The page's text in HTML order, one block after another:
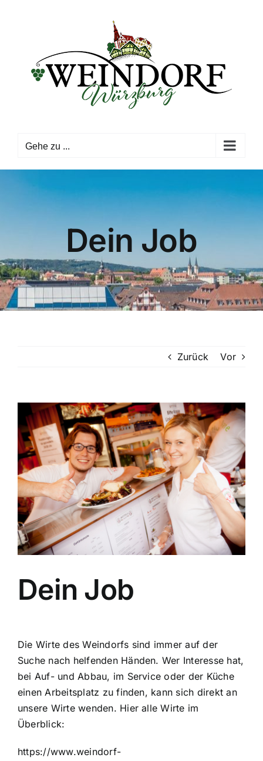
Gehe zu ...
Dein Job
Zurück Vor
Zeige
grösseres
Bild
Dein Job
Die Wirte des Weindorfs sind immer auf der
Suche nach helfenden Händen. Wer Interesse hat,
bei Auf- und Abbau, im Service oder der Küche
einen Arbeitsplatz zu finden, kann sich direkt an
unsere Wirte wenden. Hier alle Wirte im
Überblick:
https://www.weindorf-